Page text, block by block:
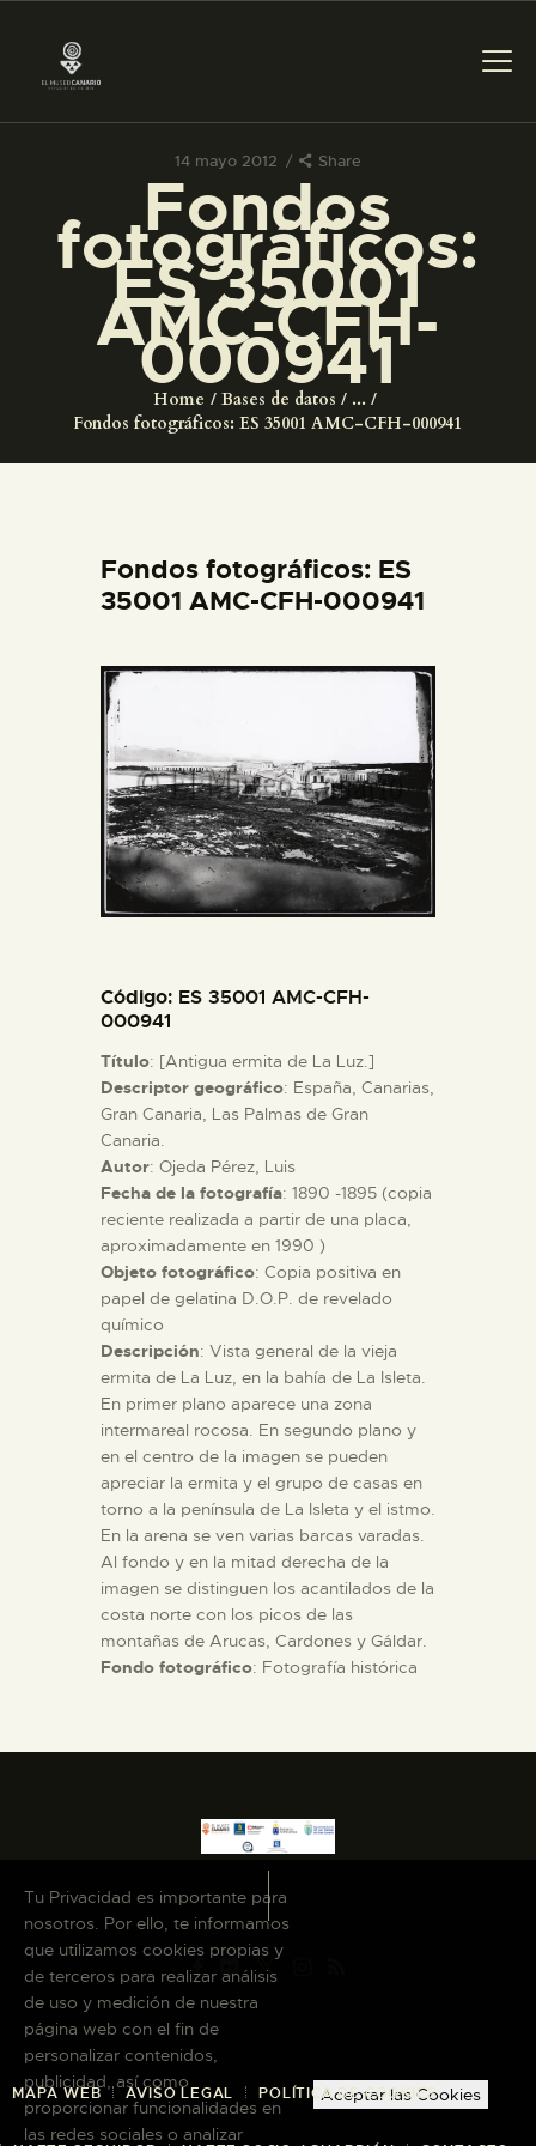
14 mayo 2012 Share
Fondos
fotográficos:
ES 35001
AMC-CFH-
000941
Home Bases de datos
...
Fondos fotográficos: ES 35001 AMC-CFH-000941
PREPARAR LA VISITA
ACTIVIDADES
█
EL MUSEO
DIDÁCTICA
PREPARAR LA VISITA
ACTIVIDADES
█
EL MUSEO
COLECCIONES
DIDÁCTICA
ESPAÑOL
Fondos fotográficos: ES
35001 AMC-CFH-000941
Código: ES 35001 AMC-CFH-
000941
Título: [Antigua ermita de La Luz.]
Descriptor geográfico: España, Canarias,
Gran Canaria, Las Palmas de Gran
Canaria.
Autor: Ojeda Pérez, Luis
Fecha de la fotografía: 1890 -1895 (copia
reciente realizada a partir de una placa,
aproximadamente en 1990 )
Objeto fotográfico: Copia positiva en
papel de gelatina D.O.P. de revelado
químico
Descripción: Vista general de la vieja
ermita de La Luz, en la bahía de La Isleta.
En primer plano aparece una zona
intermareal rocosa. En segundo plano y
en el centro de la imagen se pueden
apreciar la ermita y el grupo de casas en
torno a la península de La Isleta y el istmo.
En la arena se ven varias barcas varadas.
Al fondo y en la mitad derecha de la
imagen se distinguen los acantilados de la
costa norte con los picos de las
montañas de Arucas, Cardones y Gáldar.
Fondo fotográfico: Fotografía histórica
MAPA WEB AVISO LEGAL POLÍTICA DE COOKIES
Tu Privacidad es importante para
nosotros. Por ello, te informamos
que utilizamos cookies propias y
de terceros para realizar análisis
de uso y medición de nuestra
página web con el fin de
personalizar contenidos,
publicidad, así como
proporcionar funcionalidades en
las redes sociales o analizar
Aceptar las Cookies